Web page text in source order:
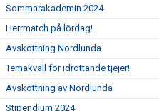
Sommarakademin 2024
Herrmatch på lördag!
Avskottning Nordlunda
Temakväll för idrottande tjejer!
Avskottning av Nordlunda
Stipendium 2024